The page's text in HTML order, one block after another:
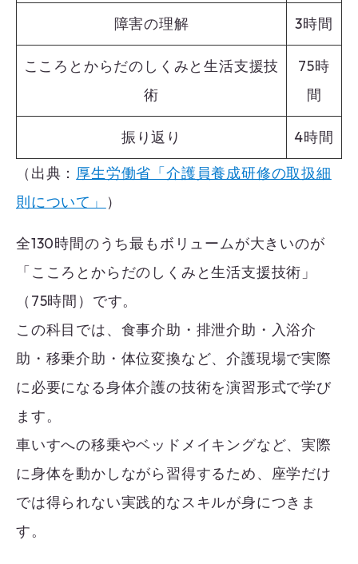
障害の理解 3時間
こころとからだのしくみと生活支援技
術
75時
間
振り返り
4時間
（出典： 厚生労働省「介護員養成研修の取扱細
則について」
）
全130時間のうち最もボリュームが大きいのが
「こころとからだのしくみと生活支援技術」
（75時間）です。
この科目では、食事介助・排泄介助・入浴介
助・移乗介助・体位変換など、介護現場で実際
に必要になる身体介護の技術を演習形式で学び
ます。
車いすへの移乗やベッドメイキングなど、実際
に身体を動かしながら習得するため、座学だけ
では得られない実践的なスキルが身につきま
す。